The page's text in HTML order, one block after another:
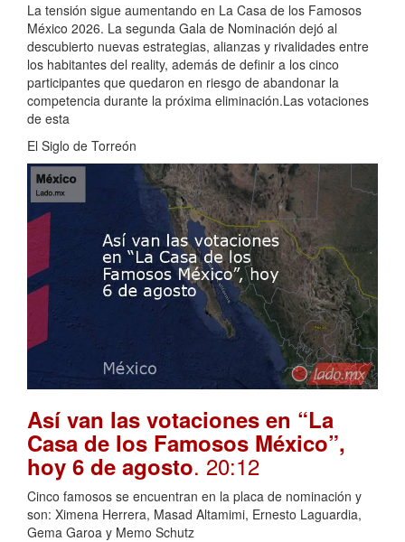
La tensión sigue aumentando en La Casa de los Famosos
México 2026. La segunda Gala de Nominación dejó al
descubierto nuevas estrategias, alianzas y rivalidades entre
los habitantes del reality, además de definir a los cinco
participantes que quedaron en riesgo de abandonar la
competencia durante la próxima eliminación.Las votaciones
de esta
El Siglo de Torreón
Así van las votaciones en “La
Casa de los Famosos México”,
hoy 6 de agosto. 20:12
Cinco famosos se encuentran en la placa de nominación y
son: Ximena Herrera, Masad Altamimi, Ernesto Laguardia,
Gema Garoa y Memo Schutz